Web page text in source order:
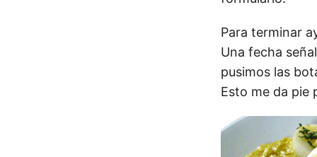
Para terminar
Una fecha
pusimos las
Esto me da pie